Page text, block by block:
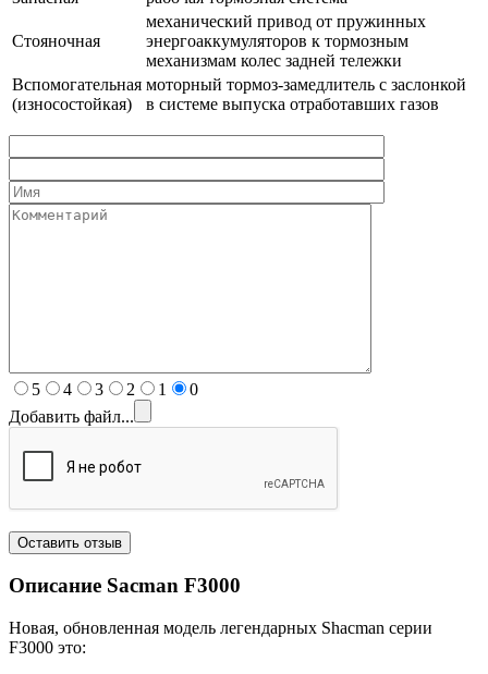
Стояночная
механический привод от пружинных
энергоаккумуляторов к тормозным
механизмам колес задней тележки
Вспомогательная
(износостойкая)
моторный тормоз-замедлитель с заслонкой
в системе выпуска отработавших газов
5 4 3 2 1
0
Добавить файл...
Описание Sacman F3000
Новая, обновленная модель легендарных Shacman серии
F3000 это: